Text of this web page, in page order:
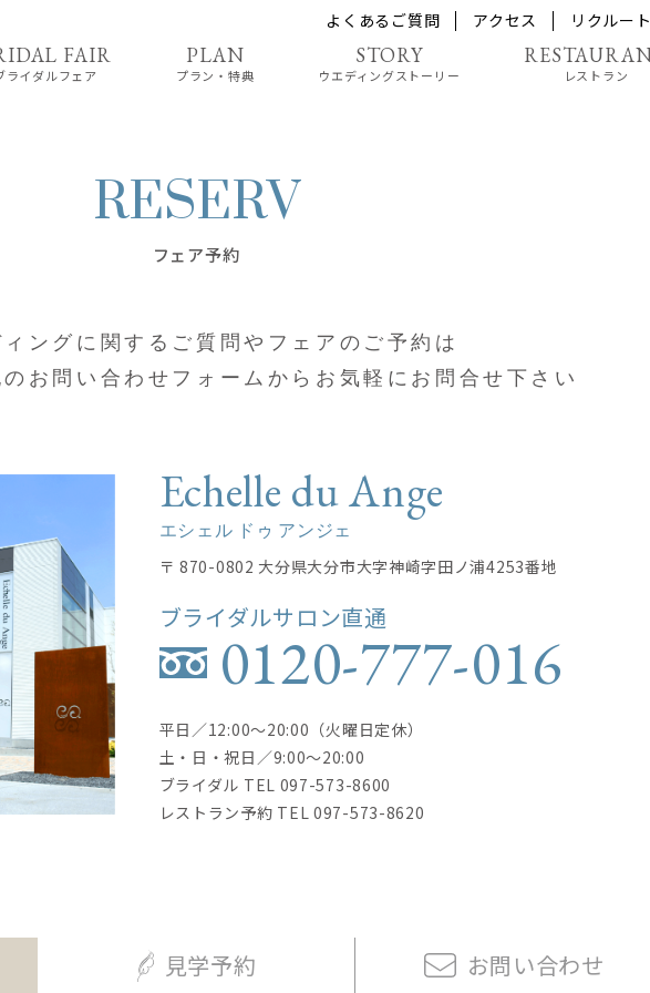
よくあるご質問 アクセス リクルート
ライダルフェア プラン・特典 ウエディングストーリー レストラン
フェア予約
ングに関する ご質問やフェアのご予約は
お問い合わせフォームから お気軽にお問合せ下さい
Echelle du Ange
エシェル ドゥ アンジェ
〒 870-0802 大分県大分市大字神崎字田ノ浦4253番地
ブライダルサロン直通
0120-777-016
平日／12:00〜20:00（火曜日定休）
土・日・祝日／9:00〜20:00
ブライダル TEL 097-573-8600
レストラン予約 TEL097-573-8620
見学予約 お問 い合わせ